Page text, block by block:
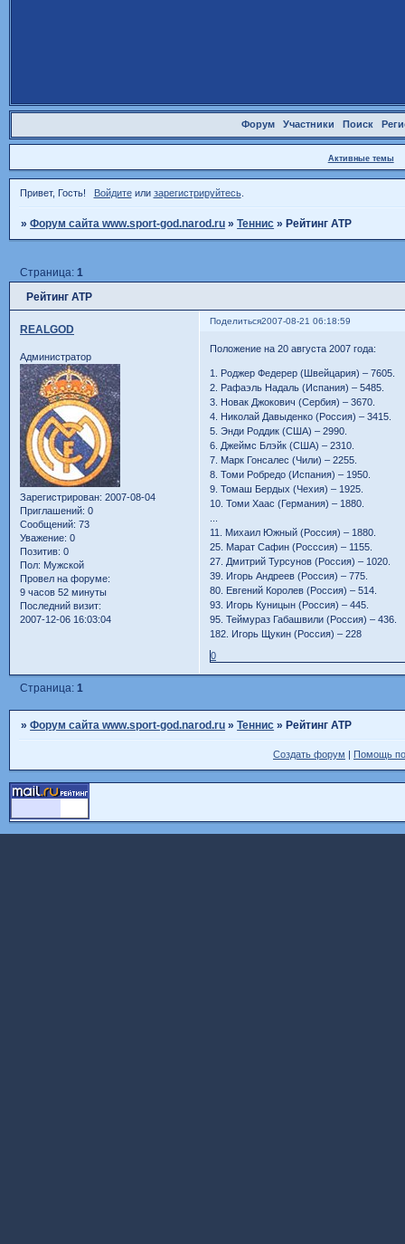
Форум Участники Поиск
Активные темы
Привет, Гость! Войдитеили зарегистрируйтесь.
»Форум сайта www.sport-god.narod.ru »Теннис » Рейтинг ATP
Рейтинг ATP
Страница: 1
Поделиться2007-08-21 06:18:59
REALGOD
Администратор
Зарегистрирован: 2007-08-04
Приглашений: 0
Сообщений: 73
Уважение: 0
Позитив: 0
Пол: Мужской
Провел на форуме:
9 часов 52 минуты
Последний визит:
2007-12-06 16:03:04
Положение на 20 августа 2007 года:
1. Роджер Федерер (Швейцария) – 7605.
2. Рафаэль Надаль (Испания) – 5485.
3. Новак Джокович (Сербия) – 3670.
4. Николай Давыденко (Россия) – 3415.
5. Энди Роддик (США) – 2990.
6. Джеймс Блэйк (США) – 2310.
7. Марк Гонсалес (Чили) – 2255.
8. Томи Робредо (Испания) – 1950.
9. Томаш Бердых (Чехия) – 1925.
10. Томи Хаас (Германия) – 1880.
11. Михаил Южный (Россия) – 1880.
25. Марат Сафин (Росссия) – 1155.
27. Дмитрий Турсунов (Россия) – 1020.
39. Игорь Андреев (Россия) – 775.
80. Евгений Королев (Россия) – 514.
93. Игорь Куницын (Россия) – 445.
95. Теймураз Габашвили (Россия) – 436.
182. Игорь Щукин (Россия) – 228
0
Страница: 1
»Форум сайта www.sport-god.narod.ru »Теннис » Рейтинг ATP
Создать форум | Помощь